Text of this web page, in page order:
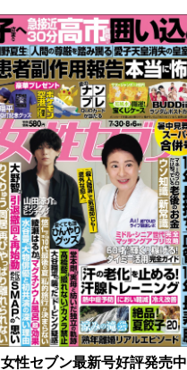
女性セブン最新号好評発売中